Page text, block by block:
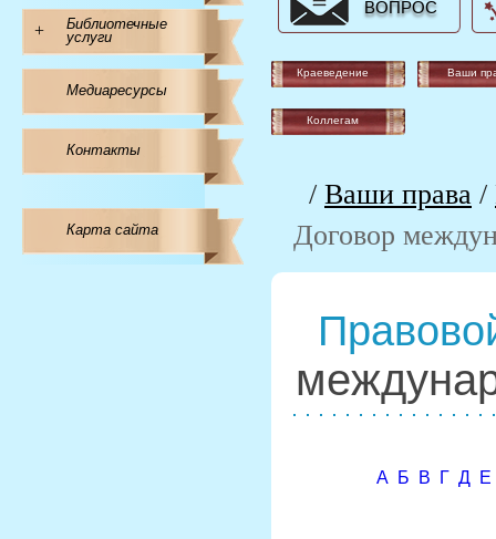
+
Библиотечные
услуги
Медиаресурсы
Контакты
Карта сайта
ВОПРОС
Краеведение Ваши
Коллегам
/ Ваши права /
Договор
А Б В Г Д Е